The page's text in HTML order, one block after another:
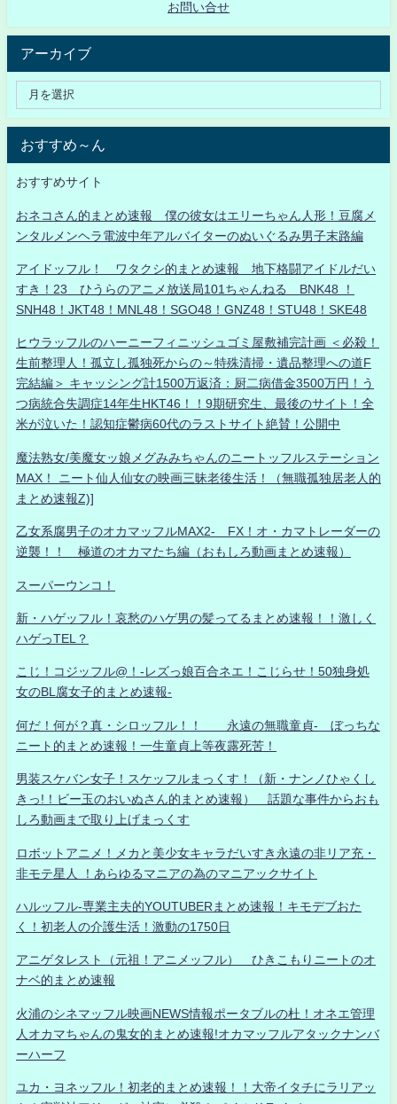
お問い合せ
アーカイブ
おすすめ～ん
おすすめサイト
おネコさん的まとめ速報 僕の彼女はエリーちゃん人形！豆腐メ
ンタルメンヘラ電波中年アルバイターのぬいぐるみ男子末路編
アイドッフル！ ワタクシ的まとめ速報 地下格闘アイドルだい
すき！23 ひうらのアニメ放送局101ちゃんねる BNK48 ！
SNH48！JKT48！MNL48！SGO48！GNZ48！STU48！SKE48
ヒウラッフルのハーニーフィニッシュゴミ屋敷補完計画 ＜必殺！
生前整理人！孤立し孤独死からの～特殊清掃・遺品整理への道F
完結編＞ キャッシング計1500万返済：厨二病借金3500万円！う
つ病統合失調症14年生HKT46！！9期研究生、最後のサイト！全
米が泣いた！認知症鬱病60代のラストサイト絶賛！公開中
魔法熟女/美魔女ッ娘メグみみちゃんのニートッフルステーション
MAX！ ニート仙人仙女の映画三昧老後生活！（無職孤独居老人的
まとめ速報Z)]
乙女系腐男子のオカマッフルMAX2- FX！オ・カマトレーダーの
逆襲！！ 極道のオカマたち編（おもしろ動画まとめ速報）
スーパーウンコ！
新・ハゲッフル！哀愁のハゲ男の髪ってるまとめ速報！！激しく
ハゲっTEL？
こじ！コジッフル@！-レズっ娘百合ネエ！こじらせ！50独身処
女のBL腐女子的まとめ速報-
何だ！何が？真・シロッフル！！ 永遠の無職童貞- ぼっちな
ニート的まとめ速報！一生童貞上等夜露死苦！
男装スケバン女子！スケッフルまっくす！（新・ナンノひゃくし
きっ!！ビー玉のおいぬさん的まとめ速報） 話題な事件からおも
しろ動画まで取り上げまっくす
ロボットアニメ！メカと美少女キャラだいすき永遠の非リア充・
非モテ星人 ！あらゆるマニアの為のマニアックサイト
ハルッフル-専業主夫的YOUTUBERまとめ速報！キモデブおた
く！初老人の介護生活！激動の1750日
アニゲタレスト（元祖！アニメッフル） ひきこもりニートのオ
ナベ的まとめ速報
火浦のシネマッフル映画NEWS情報ポータブルの杜！オネエ管理
人オカマちゃんの鬼女的まとめ速報!オカマッフルアタックナンバ
ーハーフ
ユカ・ヨネッフル！初老的まとめ速報！！大帝イタチにラリアッ